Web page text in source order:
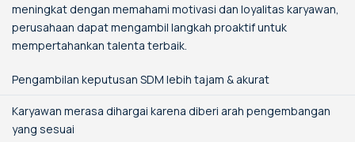
meningkat dengan memahami motivasi dan loyalitas karyawan,
perusahaan dapat mengambil langkah proaktif untuk
mempertahankan talenta terbaik.
Pengambilan keputusan SDM lebih tajam & akurat
Karyawan merasa dihargai karena diberi arah pengembangan
yang sesuai